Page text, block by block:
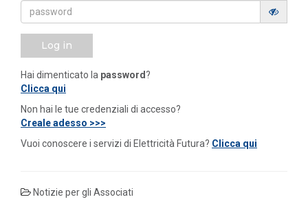
Log in
Hai dimenticato la password ?
Clicca qui
Non hai le tue credenziali di accesso?
Creale adesso >>>
Vuoi conoscere i servizi di Elettricità Futura? Clicca qui
Notizie per gli Associati